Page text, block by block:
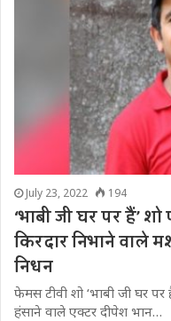
July 23, 2022 194
‘भाबी जी घर पर हैं’
किरदार निभाने वाले
निधन
फेमस टीवी शो ‘भाबी जी घर
हंसाने वाले एक्टर दीपेश भान…